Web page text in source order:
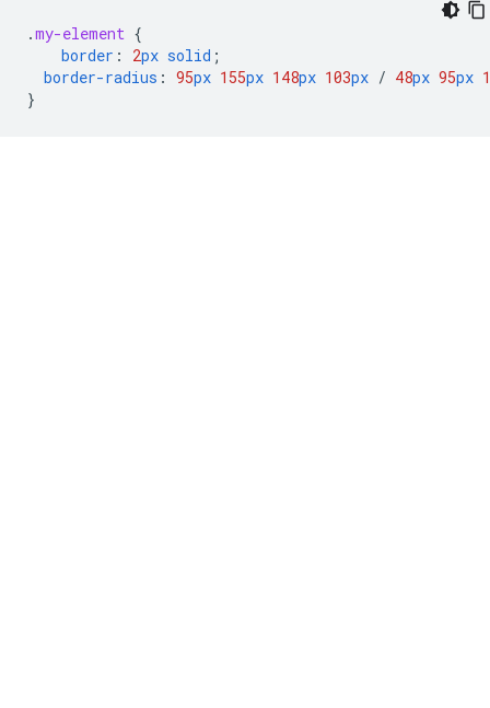
.my-element {
border : 2px solid ;
border-radius : 95px 155px 148px 103px / 48px 95px
}